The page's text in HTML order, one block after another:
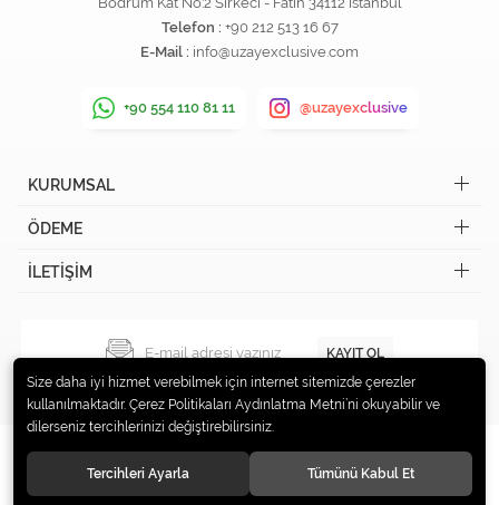
Telefon : +90 212 513 16 67
E-Mail : info@uzayexclusive.com
+90 554 110 81 11 @uzayexclusive
KURUMSAL
ÖDEME
İLETİŞİM
KAYIT OL
© 2019 Uzay Exclusive Tüm hakları saklıdır.
Size daha iyi hizmet verebilmek için internet sitemizde çerezler
kullanılmaktadır. Çerez Politikaları Aydınlatma Metni’ni okuyabilir ve
dilerseniz tercihlerinizi değiştirebilirsiniz.
Tercihleri Ayarla Tümünü Kabul Et